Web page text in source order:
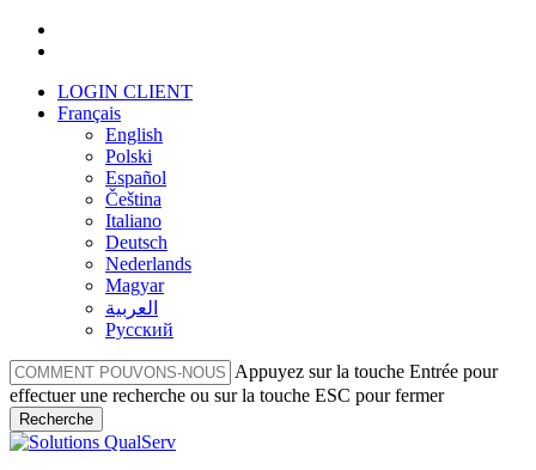
Skip
contentLOGIN CLIENT
Français
English
Polski
Español
Čeština
Italiano
Deutsch
Nederlands
Magyar
العربية‏
Русский
Appuyez sur la touche Entrée pour
effectuer une recherche ou sur la touche ESC pour fermer
Recherche
Fermer